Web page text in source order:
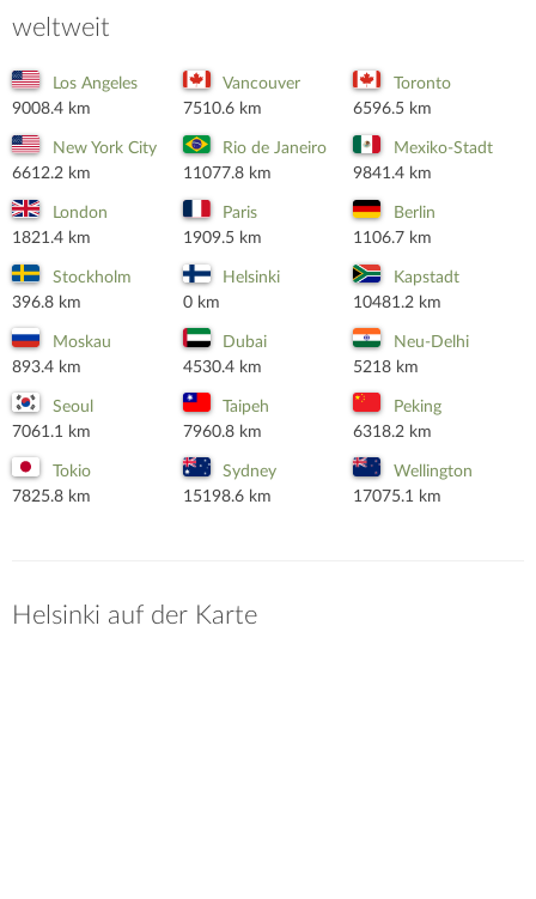
weltweit
Los Angeles
9008.4 km
Vancouver
7510.6 km
Toronto
6596.5 km
New York City
6612.2 km
Rio de Janeiro
11077.8 km
Mexiko-Stadt
9841.4 km
London
1821.4 km
Paris
1909.5 km
Berlin
1106.7 km
Stockholm
396.8 km
Helsinki
0 km
Kapstadt
10481.2 km
Moskau
893.4 km
Dubai
4530.4 km
Neu-Delhi
5218 km
Seoul
7061.1 km
Taipeh
7960.8 km
Peking
6318.2 km
Tokio
7825.8 km
Sydney
15198.6 km
Wellington
17075.1 km
Helsinki auf der Karte